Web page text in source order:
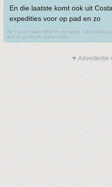
En die laatste komt ook uit
expedities voor op pad en zo
No I don't want fiber in my soda. I don't
shit to perfectly good food.
▼ Advertentie